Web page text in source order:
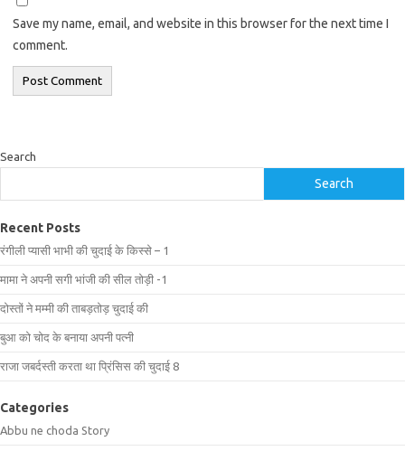
Save my name, email, and website in this browser for the next time I
comment.
Search
Search
Recent Posts
रंगीली प्यासी भाभी की चुदाई के किस्से – 1
मामा ने अपनी सगी भांजी की सील तोड़ी -1
दोस्तों ने मम्मी की ताबड़तोड़ चुदाई की
बुआ को चोद के बनाया अपनी पत्नी
राजा जबर्दस्ती करता था प्रिंसिस की चुदाई 8
Categories
Abbu ne choda Story